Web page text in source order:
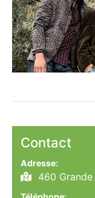
Contact
Adresse:
460 Grande